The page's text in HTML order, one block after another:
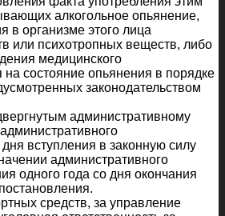
алкогольное опьянение,
в организме этого лица
или психотропных веществ, либо
медицинского
на состояние опьянения в порядке
законодательством
административному
дня вступления в законную силу
административного
одного года со дня окончания
средств, за управление